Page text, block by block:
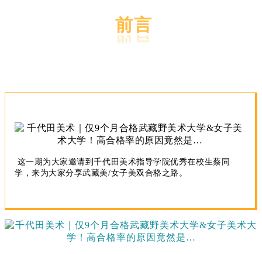
前言
这一期为大家邀请到千代田美术指导学院优秀在校生蔡同
学，来为大家分享武藏美/女子美双合格之路。